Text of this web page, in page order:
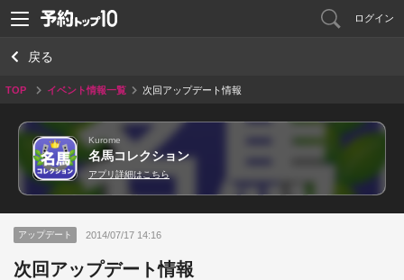
ログイン
戻る
TOP イベント情報一覧 次回アップデート情報
Kurome
名馬コレクション
アプリ詳細はこちら
アップデート 2014/07/17 14:16
次回アップデート情報